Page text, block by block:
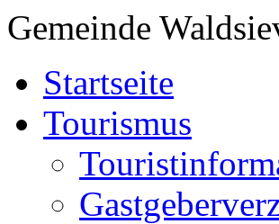
Gemeinde
Startseite
Tourismus